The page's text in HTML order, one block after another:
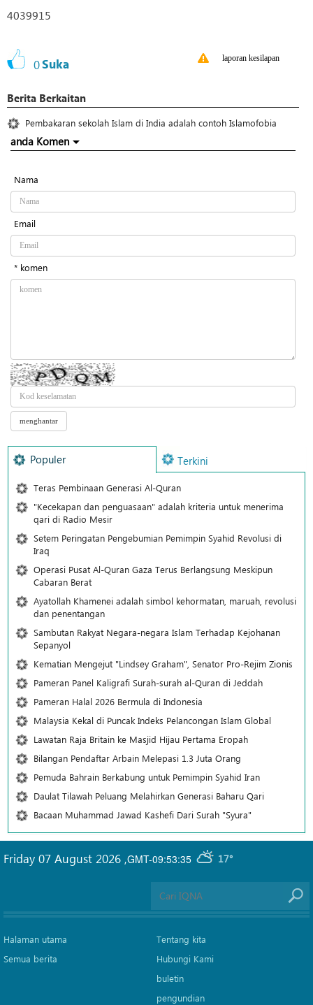
4039915
0Suka laporan kesilapan
Berita Berkaitan
Pembakaran sekolah Islam di India adalah contoh Islamofobia
anda Komen
Nama
Email
* komen
Populer Terkini
Teras Pembinaan Generasi Al-Quran
"Kecekapan dan penguasaan" adalah kriteria untuk menerima
qari di Radio Mesir
Setem Peringatan Pengebumian Pemimpin Syahid Revolusi di
Iraq
Operasi Pusat Al-Quran Gaza Terus Berlangsung Meskipun
Cabaran Berat
Ayatollah Khamenei adalah simbol kehormatan, maruah, revolusi
dan penentangan
Sambutan Rakyat Negara-negara Islam Terhadap Kejohanan
Sepanyol
Kematian Mengejut "Lindsey Graham", Senator Pro-Rejim Zionis
Pameran Panel Kaligrafi Surah-surah al-Quran di Jeddah
Pameran Halal 2026 Bermula di Indonesia
Malaysia Kekal di Puncak Indeks Pelancongan Islam Global
Lawatan Raja Britain ke Masjid Hijau Pertama Eropah
Bilangan Pendaftar Arbain Melepasi 1.3 Juta Orang
Pemuda Bahrain Berkabung untuk Pemimpin Syahid Iran
Daulat Tilawah Peluang Melahirkan Generasi Baharu Qari
Bacaan Muhammad Jawad Kashefi Dari Surah "Syura"
GMT-09:53:35 17°
Friday 07 August 2026 ,
Halaman utama
Semua berita
Tentang kita
Hubungi Kami
buletin
pengundian